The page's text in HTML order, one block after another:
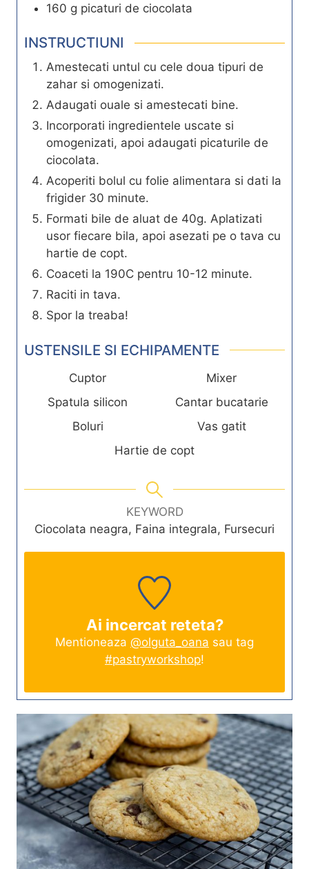
160 g picaturi de ciocolata
INSTRUCTIUNI
Amestecati untul cu cele doua tipuri de
zahar si omogenizati.
Adaugati ouale si amestecati bine.
Incorporati ingredientele uscate si
omogenizati, apoi adaugati picaturile de
ciocolata.
Acoperiti bolul cu folie alimentara si dati la
frigider 30 minute.
Formati bile de aluat de 40g. Aplatizati
usor fiecare bila, apoi asezati pe o tava cu
hartie de copt.
Coaceti la 190C pentru 10-12 minute.
Raciti in tava.
Spor la treaba!
USTENSILE SI ECHIPAMENTE
Cuptor
Mixer
Spatula silicon
Cantar bucatarie
Boluri
Vas gatit
Hartie de copt
KEYWORD
Ciocolata neagra, Faina integrala, Fursecuri
Ai incercat reteta?
Mentioneaza @olguta_oana sau tag
#pastryworkshop!